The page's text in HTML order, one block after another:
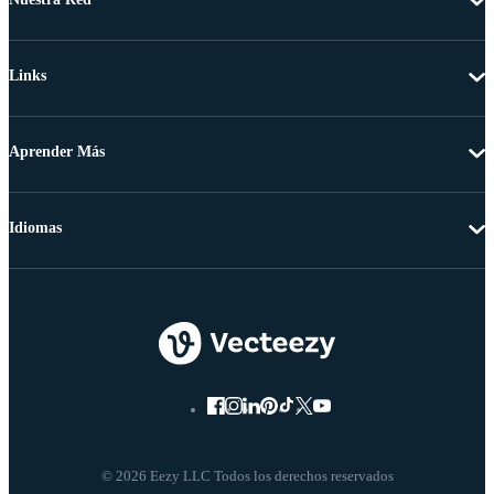
Links
Aprender Más
© 2026 Eezy LLC Todos los derechos reservados
Idiomas